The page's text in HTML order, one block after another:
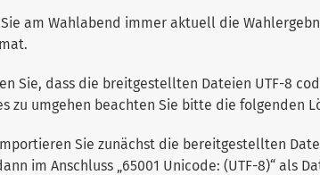
am Wahlabend immer aktuell die
Sie, dass die breitgestellten Dateien UTF-8
zu umgehen beachten Sie bitte die folgenden
Sie zunächst die bereitgestellten
im Anschluss „65001 Unicode: (UTF-8)“ als